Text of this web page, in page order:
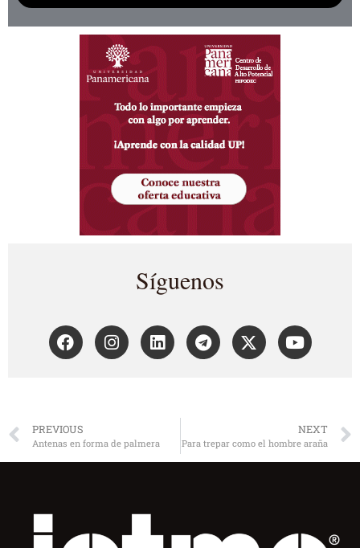
Síguenos
PREVIOUS
Antenas en forma de palmera
NEXT
Para trepar como el hombre araña